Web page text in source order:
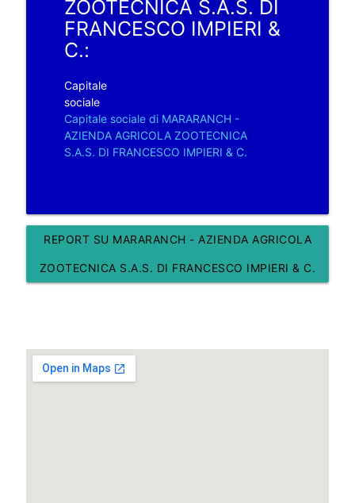
ZOOTECNICA S.A.S. DI
FRANCESCO IMPIERI &
C.:
Capitale
sociale
Capitale sociale di MARARANCH -
AZIENDA AGRICOLA ZOOTECNICA
S.A.S. DI FRANCESCO IMPIERI & C.
REPORT SU MARARANCH - AZIENDA AGRICOLA
ZOOTECNICA S.A.S. DI FRANCESCO IMPIERI & C.